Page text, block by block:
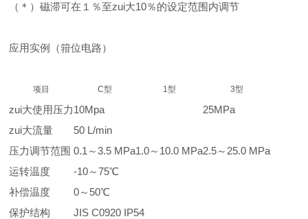
（＊）磁滞可在１％至zui大10％的设定范围内调节
应用实例（箝位电路）
项目 C型 1型 3型
zui大使用压力10Mpa
25MPa
zui大流量
50 L/min
压力调节范围 0.1～3.5 MPa1.0～10.0 MPa2.5～25.0 MPa
运转温度
-10～75℃
补偿温度
0～50℃
保护结构
JIS C0920 IP54